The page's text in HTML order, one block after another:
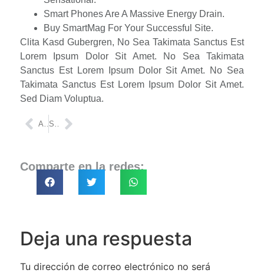
Smart Phones Are A Massive Energy Drain.
Buy SmartMag For Your Successful Site.
Clita Kasd Gubergren, No Sea Takimata Sanctus Est
Lorem Ipsum Dolor Sit Amet. No Sea Takimata
Sanctus Est Lorem Ipsum Dolor Sit Amet. No Sea
Takimata Sanctus Est Lorem Ipsum Dolor Sit Amet.
Sed Diam Voluptua.
ANTERIOR
Comparte en la redes:
Deja una respuesta
Tu dirección de correo electrónico no será